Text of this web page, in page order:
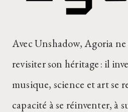
Avec Unshadow, Agoria
revisiter son héritage : il
musique, science et art se
capacité à se réinventer, à